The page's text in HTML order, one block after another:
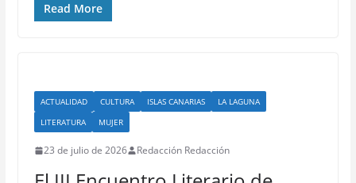
Read More
ACTUALIDAD CULTURA ISLAS CANARIAS
LA LAGUNA
LITERATURA
MUJER
23 de julio de 2026 Redacción Redacción